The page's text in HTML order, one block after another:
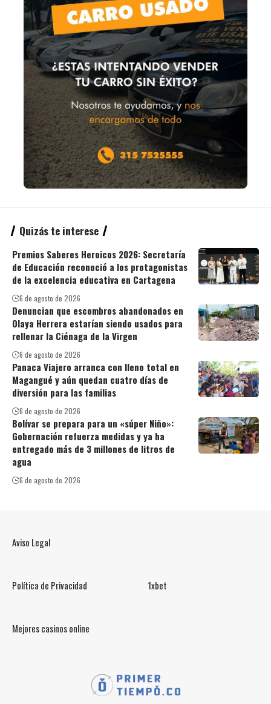
Quizás te interese
Premios Saberes Heroicos 2026: Secretaría
de Educación reconoció a los protagonistas
de la excelencia educativa en Cartagena
6 de agosto de 2026
Denuncian que escombros abandonados en
Olaya Herrera estarían siendo usados para
rellenar la Ciénaga de la Virgen
6 de agosto de 2026
Panaca Viajero arranca con lleno total en
Magangué y aún quedan cuatro días de
diversión para las familias
6 de agosto de 2026
Bolívar se prepara para un «súper Niño»:
Gobernación refuerza medidas y ya ha
entregado más de 3 millones de litros de
agua
6 de agosto de 2026
Aviso Legal
Política de Privacidad 1xbet
Mejores casinos online